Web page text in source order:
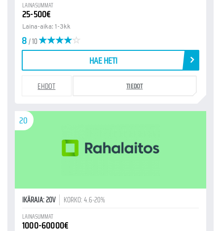
LAINASUMMAT
25-500€
Laina-aika: 1-3kk
8/ 10
HAE HETI
EHDOT TIEDOT
20
IKÄRAJA: 20V KORKO: 4.6-20%
LAINASUMMAT
1000-60000€